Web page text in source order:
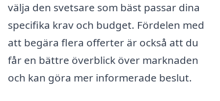
välja den svetsare som bäst passar dina
specifika krav och budget. Fördelen med
att begära flera offerter är också att du
får en bättre överblick över marknaden
och kan göra mer informerade beslut.